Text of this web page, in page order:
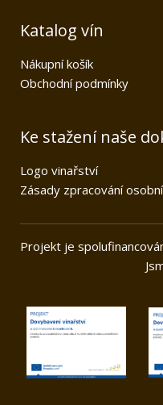
Katalog vín
Nákupní košík
Obchodní podmínky
Ke stažení naše
Logo vinařství
Zásady zpracování
Projekt je
Jsme